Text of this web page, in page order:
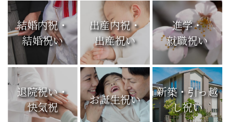
結婚内祝・
結婚祝い
出産内祝・
出産祝い
進学・
就職祝い
退院祝い・
快気祝
お誕生祝い
新築・引っ越
し祝い